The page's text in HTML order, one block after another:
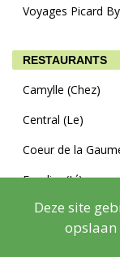
Voyages Picard
RESTAURANTS
Camylle (Chez)
Central (Le)
Coeur de la
Escalier (L´)
Franklin (Le)
Lion d´Or (Le)
Deze site
opslaan